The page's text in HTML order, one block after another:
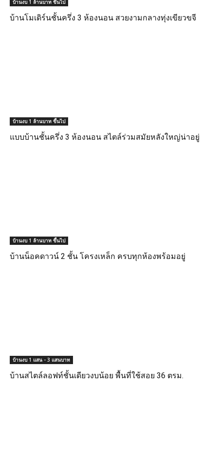
บ้านงบ 1 ล้านบาท ขึ้นไป
บ้านโมเดิร์นชั้นครึ่ง 3 ห้องนอน สวยงามกลางทุ่งเขียวขจี
บ้านงบ 1 ล้านบาท ขึ้นไป
แบบบ้านชั้นครึ่ง 3 ห้องนอน สไตล์ร่วมสมัยหลังใหญ่น่าอยู่
บ้านงบ 1 ล้านบาท ขึ้นไป
บ้านน็อคดาวน์ 2 ชั้น โครงเหล็ก ครบทุกห้องพร้อมอยู่
บ้านงบ 1 แสน - 3 แสนบาท
บ้านสไตล์ลอฟท์ชั้นเดียวงบน้อย พื้นที่ใช้สอย 36 ตรม.